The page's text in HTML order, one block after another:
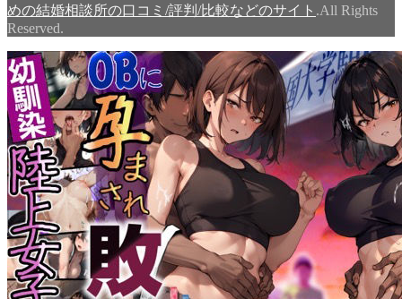
めの結婚相談所の口コミ/評判/比較などのサイト .All Rights
Reserved.